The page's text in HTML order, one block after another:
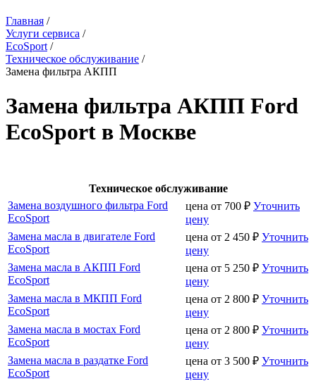
Главная /
Услуги сервиса /
EcoSport /
Техническое обслуживание /
Замена фильтра АКПП
Замена фильтра АКПП Ford
EcoSport в Москве
Техническое обслуживание
Замена воздушного фильтра Ford
EcoSport
цена от 700 ₽ Уточнить
цену
Замена масла в двигателе Ford
EcoSport
цена от 2 450 ₽ Уточнить
цену
Замена масла в АКПП Ford
EcoSport
цена от 5 250 ₽ Уточнить
цену
Замена масла в МКПП Ford
EcoSport
цена от 2 800 ₽ Уточнить
цену
Замена масла в мостах Ford
EcoSport
цена от 2 800 ₽ Уточнить
цену
Замена масла в раздатке Ford
EcoSport
цена от 3 500 ₽ Уточнить
цену